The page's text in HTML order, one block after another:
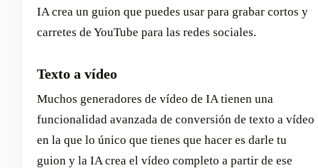
IA crea un guion que puedes usar para grabar cortos y
carretes de YouTube para las redes sociales.
Texto a vídeo
Muchos generadores de vídeo de IA tienen una
funcionalidad avanzada de conversión de texto a vídeo
en la que lo único que tienes que hacer es darle tu
guion y la IA crea el vídeo completo a partir de ese